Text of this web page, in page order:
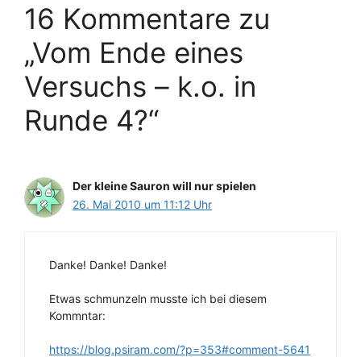
16 Kommentare zu
„Vom Ende eines
Versuchs – k.o. in
Runde 4?“
Der kleine Sauron will nur spielen
26. Mai 2010 um 11:12 Uhr
Danke! Danke! Danke!
Etwas schmunzeln musste ich bei diesem
Kommntar:
https://blog.psiram.com/?p=353#comment-5641